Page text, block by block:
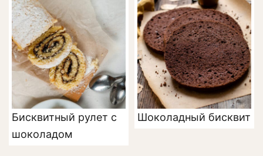
Бисквитный рулет с
шоколадом
Шоколадный бисквит